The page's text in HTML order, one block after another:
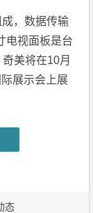
，数据传输
电视面板是台
美将在10月
展示会上展
态